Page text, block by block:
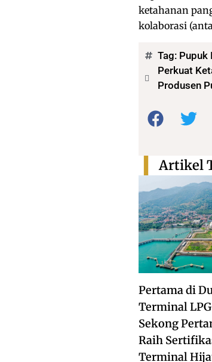
ketahanan
kolaborasi
Tag: Pupuk
Perkuat
Produsen
Bagikan:
Pertama di
Terminal
Sekong
Raih
Terminal
Artikel